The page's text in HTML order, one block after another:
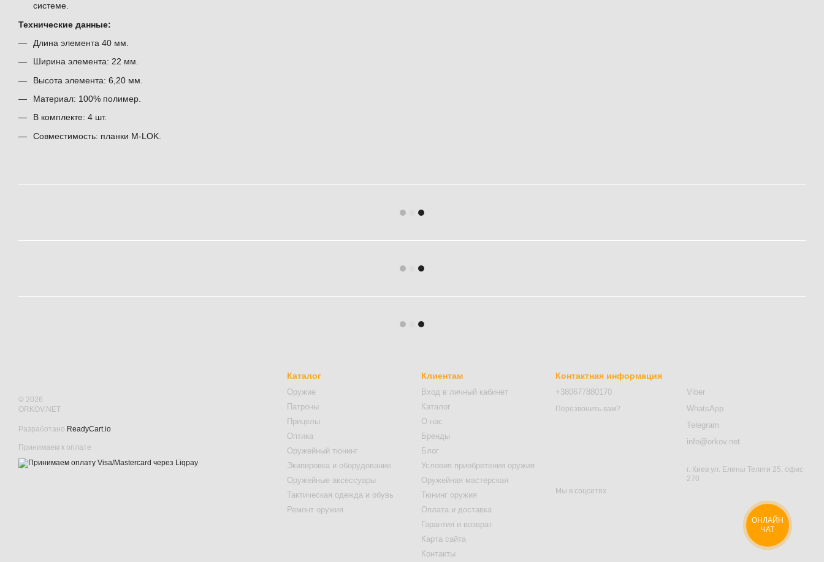
системе.
Технические данные:
Длина элемента 40 мм.
Ширина элемента: 22 мм.
Высота элемента: 6,20 мм.
Материал: 100% полимер.
В комплекте: 4 шт.
Совместимость: планки M-LOK.
© 2026
ORKOV.NET
Разработано ReadyCart.io
Принимаем к оплате
Каталог
Оружие
Патроны
Прицелы
Оптика
Оружейный тюнинг
Экипировка и оборудование
Оружейные аксессуары
Тактическая одежда и обувь
Ремонт оружия
Клиентам
Вход в личный кабинет
Каталог
О нас
Бренды
Блог
Условия приобретения оружия
Оружейная мастерская
Тюнинг оружия
Оплата и доставка
Гарантия и возврат
Карта сайта
Контакты
Контактная информация
+380677880170
Перезвонить вам?
Viber
WhatsApp
Telegram
info@orkov.net
г. Киев ул. Елены Телиги 25, офис
270
Мы в соцсетях
ОНЛАЙН
ЧАТ